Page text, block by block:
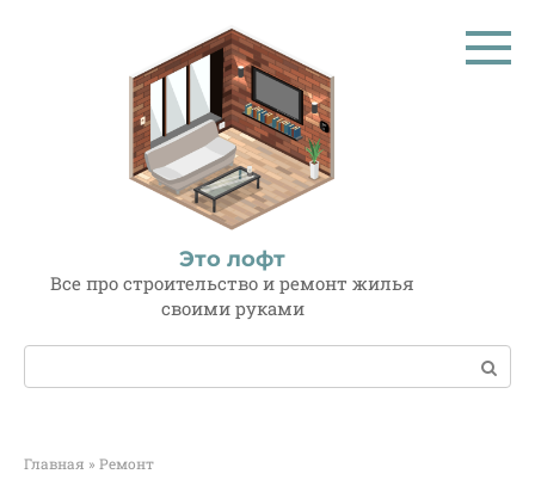
Это лофт
Все про строительство и ремонт жилья
своими руками
Поиск:
Главная » Ремонт